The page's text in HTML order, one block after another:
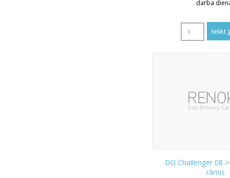
darba
DG Challenger 08-
rāmis